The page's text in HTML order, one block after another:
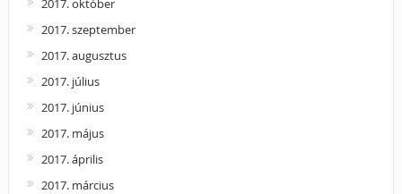
2017. október
2017. szeptember
2017. augusztus
2017. július
2017. június
2017. május
2017. április
2017. március